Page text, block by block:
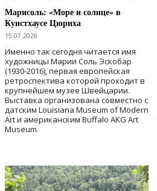
Марисоль: «Море и солнце» в
Кунстхаусе Цюриха
15.07.2026
Именно так сегодня читается имя
художницы Марии Соль Эскобар
(1930-2016), первая европейская
ретроспектива которой проходит в
крупнейшем музее Швейцарии.
Выставка организована совместно с
датским Louisiana Museum of Modern
Art и американским Buffalo AKG Art
Museum.